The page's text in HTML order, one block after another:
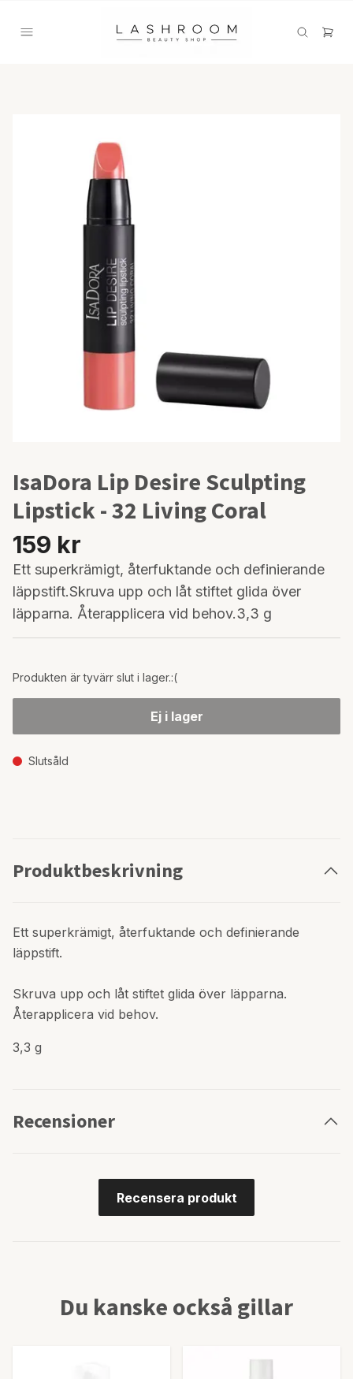
IsaDora Lip Desire Sculpting
Lipstick - 32 Living Coral
159 kr
Ett superkrämigt, återfuktande och definierande
läppstift.Skruva upp och låt stiftet glida över
läpparna. Återapplicera vid behov.3,3 g
Produkten är tyvärr slut i lager.:(
Ej i lager
Slutsåld
Produktbeskrivning
Ett superkrämigt, återfuktande och definierande
läppstift.
Skruva upp och låt stiftet glida över läpparna.
Återapplicera vid behov.
3,3 g
Recensioner
Recensera produkt
Du kanske också gillar